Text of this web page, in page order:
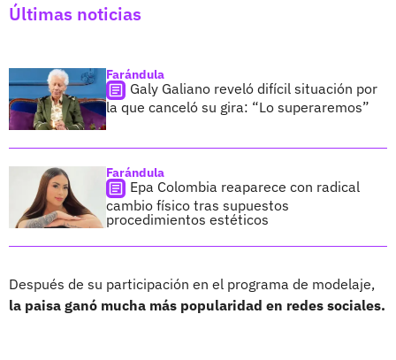
Últimas noticias
Farándula
Galy Galiano reveló difícil situación por
la que canceló su gira: “Lo superaremos”
Farándula
Epa Colombia reaparece con radical
cambio físico tras supuestos
procedimientos estéticos
Después de su participación en el programa de modelaje,
la paisa ganó mucha más popularidad en redes sociales.